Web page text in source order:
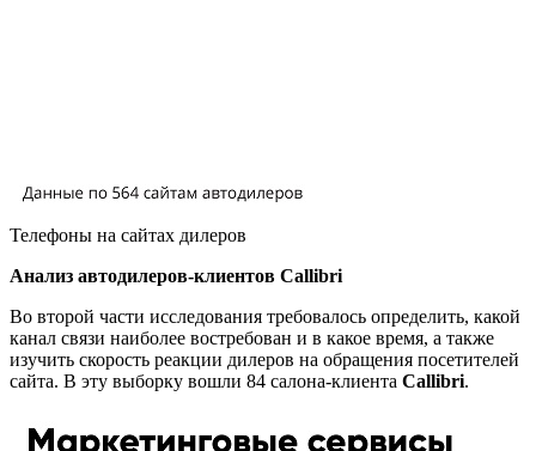
Телефоны на сайтах дилеров
Анализ автодилеров-клиентов Callibri
Во второй части исследования требовалось определить, какой
канал связи наиболее востребован и в какое время, а также
изучить скорость реакции дилеров на обращения посетителей
сайта. В эту выборку вошли 84 салона-клиента Callibri.